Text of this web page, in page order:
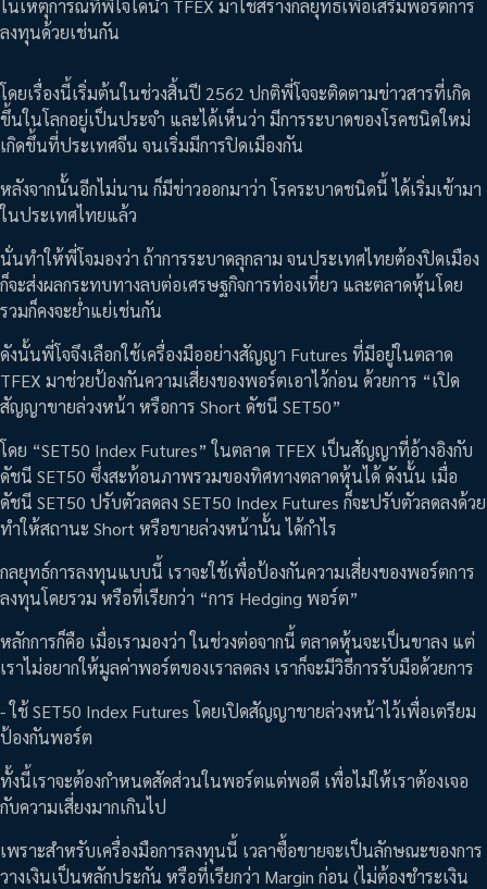
ในเหตุการณ์ที่พี่โจได้นำ TFEX มาใช้สร้างกลยุทธ์เพื่อเสริมพอร์ตการ
ลงทุนด้วยเช่นกัน
โดยเรื่องนี้เริ่มต้นในช่วงสิ้นปี 2562 ปกติพี่โจจะติดตามข่าวสารที่เกิด
ขึ้นในโลกอยู่เป็นประจำ และได้เห็นว่า มีการระบาดของโรคชนิดใหม่
เกิดขึ้นที่ประเทศจีน จนเริ่มมีการปิดเมืองกัน
หลังจากนั้นอีกไม่นาน ก็มีข่าวออกมาว่า โรคระบาดชนิดนี้ ได้เริ่มเข้ามา
ในประเทศไทยแล้ว
นั่นทำให้พี่โจมองว่า ถ้าการระบาดลุกลาม จนประเทศไทยต้องปิดเมือง
ก็จะส่งผลกระทบทางลบต่อเศรษฐกิจการท่องเที่ยว และตลาดหุ้นโดย
รวมก็คงจะย่ำแย่เช่นกัน
ดังนั้นพี่โจจึงเลือกใช้เครื่องมืออย่างสัญญา Futures ที่มีอยู่ในตลาด
TFEX มาช่วยป้องกันความเสี่ยงของพอร์ตเอาไว้ก่อน ด้วยการ “เปิด
สัญญาขายล่วงหน้า หรือการ Short ดัชนี SET50”
โดย “SET50 Index Futures” ในตลาด TFEX เป็นสัญญาที่อ้างอิงกับ
ดัชนี SET50 ซึ่งสะท้อนภาพรวมของทิศทางตลาดหุ้นได้ ดังนั้น เมื่อ
ดัชนี SET50 ปรับตัวลดลง SET50 Index Futures ก็จะปรับตัวลดลงด้วย
ทำให้สถานะ Short หรือขายล่วงหน้านั้น ได้กำไร
กลยุทธ์การลงทุนแบบนี้ เราจะใช้เพื่อป้องกันความเสี่ยงของพอร์ตการ
ลงทุนโดยรวม หรือที่เรียกว่า “การ Hedging พอร์ต”
หลักการก็คือ เมื่อเรามองว่า ในช่วงต่อจากนี้ ตลาดหุ้นจะเป็นขาลง แต่
เราไม่อยากให้มูลค่าพอร์ตของเราลดลง เราก็จะมีวิธีการรับมือด้วยการ
- ใช้ SET50 Index Futures โดยเปิดสัญญาขายล่วงหน้าไว้เพื่อเตรียม
ป้องกันพอร์ต
ทั้งนี้เราจะต้องกำหนดสัดส่วนในพอร์ตแต่พอดี เพื่อไม่ให้เราต้องเจอ
กับความเสี่ยงมากเกินไป
เพราะสำหรับเครื่องมือการลงทุนนี้ เวลาซื้อขายจะเป็นลักษณะของการ
วางเงินเป็นหลักประกัน หรือที่เรียกว่า Margin ก่อน (ไม่ต้องชำระเงิน